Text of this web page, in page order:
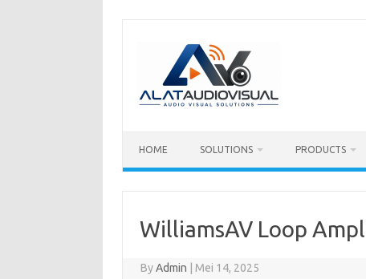
HOME SOLUTIONS PRODUCTS
WilliamsAV Loop
ByAdmin Mei 14, 2025